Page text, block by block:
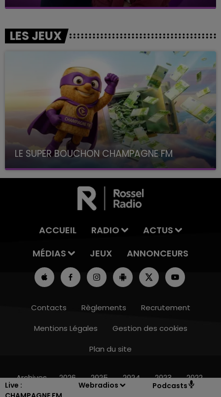
Live :
Webradios Podcasts
LES JEUX
LE SUPER BOUCHON CHAMPAGNE FM
avec La Famille Champagne FM, à 8H10
ACCUEIL RADIO
ACTUS
MÉDIAS
JEUX ANNONCEURS
Contacts Règlements
Recrutement
Mentions Légales
Gestion des cookies
Plan du site
Archives 2026 2025 2024 2023 2022